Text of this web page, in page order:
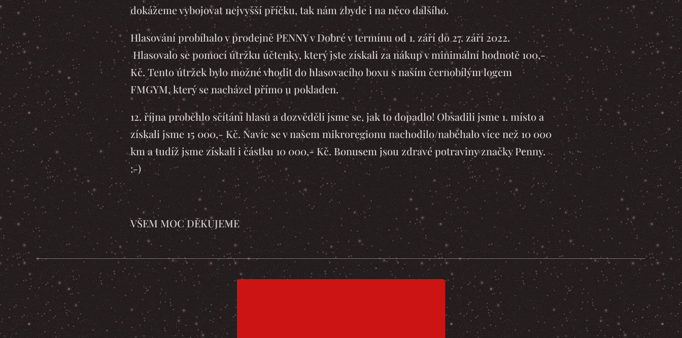
dokážeme vybojovat nejvyšší příčku, tak nám zbyde i na něco dalšího.
Hlasování probíhalo v prodejně PENNY v Dobré v termínu od 1. září do 27. září 2022.
Hlasovalo se pomocí útržku účtenky, který jste získali za nákup v minimální hodnotě 100,-
Kč. Tento útržek bylo možné vhodit do hlasovacího boxu s naším černobílým logem
FMGYM, který se nacházel přímo u pokladen.
12. října proběhlo sčítání hlasů a dozvěděli jsme se, jak to dopadlo! Obsadili jsme 1. místo a
získali jsme 15 000,- Kč. Navíc se v našem mikroregionu nachodilo/naběhalo více než 10 000
km a tudíž jsme získali i částku 10 000,- Kč. Bonusem jsou zdravé potraviny značky Penny.
:-)
VŠEM MOC DĚKUJEME